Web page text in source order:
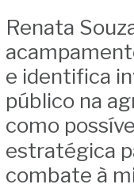
Renata
e identifica
público na
como
estratégica
combate à